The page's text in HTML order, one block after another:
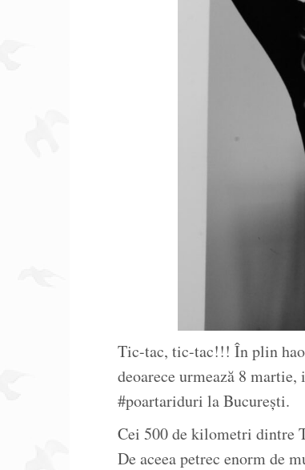
Tic-tac, tic-tac!!! În plin
deoarece urmează 8
#poartariduri la București.
Cei 500 de kilometri dintre
De aceea petrec enorm de